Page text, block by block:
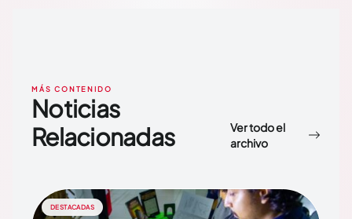
MÁS CONTENIDO
Noticias
Relacionadas
Ver todo el
archivo
DESTACADAS